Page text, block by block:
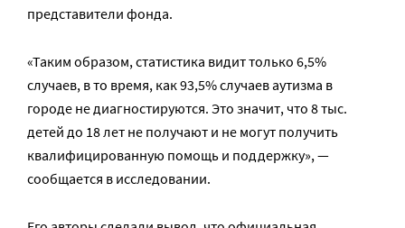
представители фонда.
«Таким образом, статистика видит только 6,5%
случаев, в то время, как 93,5% случаев аутизма в
городе не диагностируются. Это значит, что 8 тыс.
детей до 18 лет не получают и не могут получить
квалифицированную помощь и поддержку», —
сообщается в исследовании.